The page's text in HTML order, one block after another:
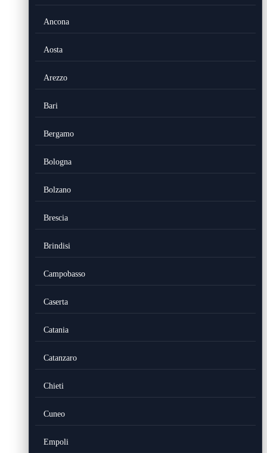
Ancona
Aosta
Arezzo
Bari
Bergamo
Bologna
Bolzano
Brescia
Brindisi
Campobasso
Caserta
Catania
Catanzaro
Chieti
Cuneo
Empoli